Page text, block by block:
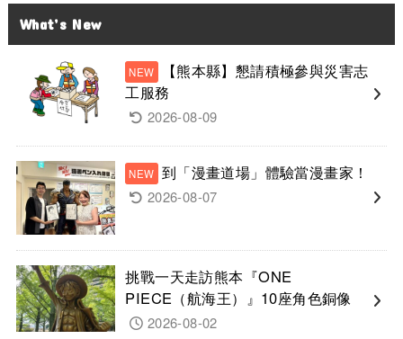
What’s New
【熊本縣】懇請積極參與災害志
工服務
2026-08-09
到「漫畫道場」體驗當漫畫家！
2026-08-07
挑戰一天走訪熊本『ONE
PIECE（航海王）』10座角色銅像
2026-08-02